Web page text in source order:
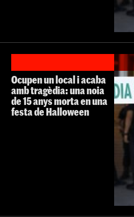
Ocupen un local i acaba
amb tragèdia: una noia
de 15 anys morta en una
festa de Halloween